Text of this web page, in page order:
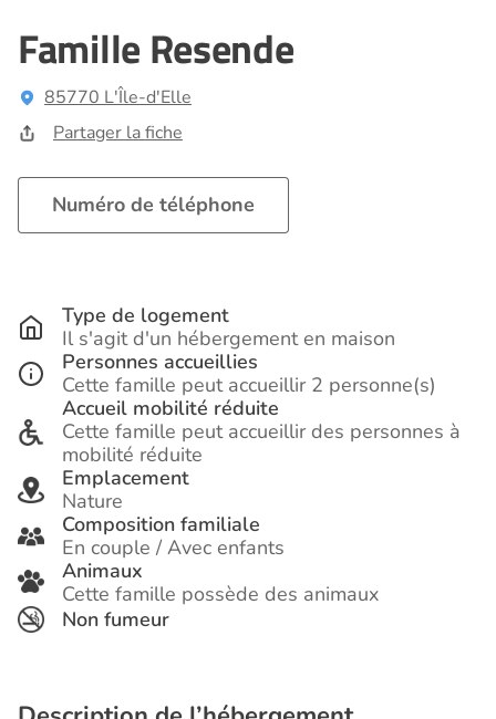
Famille Resende
85770 L'Île-d'Elle
Partager la fiche
Numéro de téléphone
Type de logement
Il s'agit d'un hébergement en maison
Personnes accueillies
Cette famille peut accueillir 2 personne(s)
Accueil mobilité réduite
Cette famille peut accueillir des personnes à
mobilité réduite
Emplacement
Nature
Composition familiale
En couple / Avec enfants
Animaux
Cette famille possède des animaux
Non fumeur